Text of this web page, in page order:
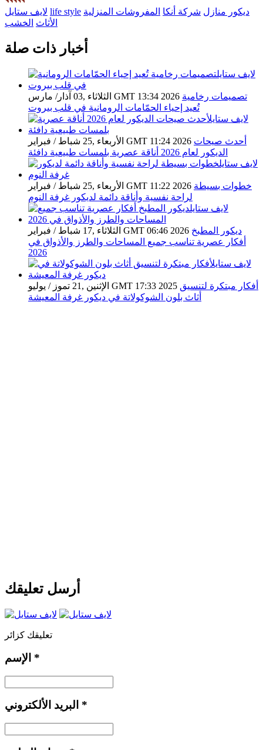
لايف ستايل life style ديكور منازل شركة أنكا المفروشات المنزلية
الأثاث الخشب
أخبار ذات صلة
الثلاثاء ,03 آذار/ مارس GMT 13:34 2026 تصميمات رخامية
تُعيد إحياء الحمّامات الرومانية في قلب بيروت
الأربعاء ,25 شباط / فبراير GMT 11:24 2026 أحدث صيحات
الديكور لعام 2026 أناقة عصرية بلمسات طبيعية دافئة
الأربعاء ,25 شباط / فبراير GMT 11:22 2026 خطوات بسيطة
لراحة نفسية وأناقة دائمة لديكور غرفة النوم
الثلاثاء ,17 شباط / فبراير GMT 06:46 2026 ديكور المطبخ
أفكار عصرية تناسب جميع المساحات والطرز والأذواق في
2026
الإثنين ,21 تموز / يوليو GMT 17:33 2025 أفكار مبتكرة لتنسيق
أثاث بلون الشوكولاتة في ديكور غرفة المعيشة
أرسل تعليقك
تعليقك كزائر
*
*